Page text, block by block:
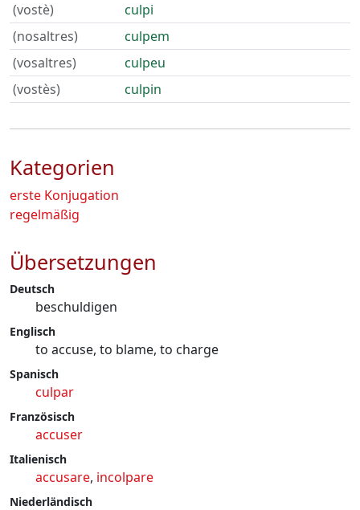
(vostè)
culpi
(nosaltres)
culpem
(vosaltres)
culpeu
(vostès)
culpin
Kategorien
erste Konjugation
regelmäßig
Übersetzungen
Deutsch
beschuldigen
Englisch
to accuse, to blame, to charge
Spanisch
culpar
Französisch
accuser
Italienisch
accusare, incolpare
Niederländisch